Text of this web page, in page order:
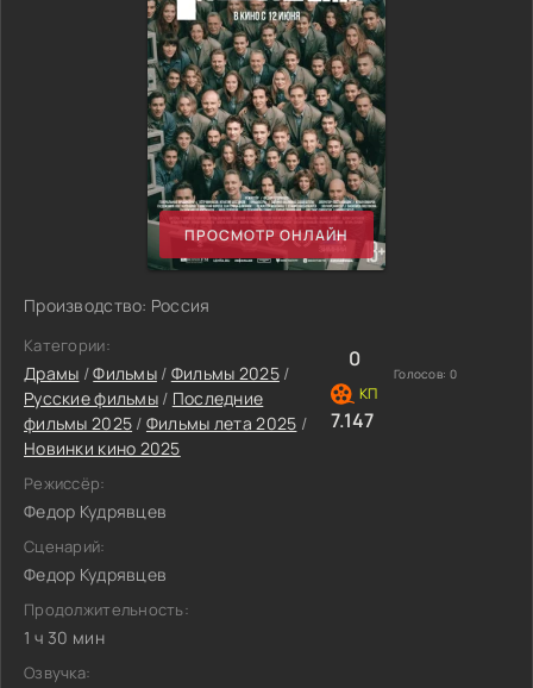
ПРОСМОТР ОНЛАЙН
Производство: Россия
Категории:
Драмы /Фильмы/ Фильмы 2025/
Русские фильмы/ Последние
фильмы 2025 / Фильмы лета 2025 /
Новинки кино 2025
Режиссёр:
Федор Кудрявцев
Сценарий:
Федор Кудрявцев
Продолжительность:
1 ч 30 мин
Озвучка:
0
Голосов: 0
7.147